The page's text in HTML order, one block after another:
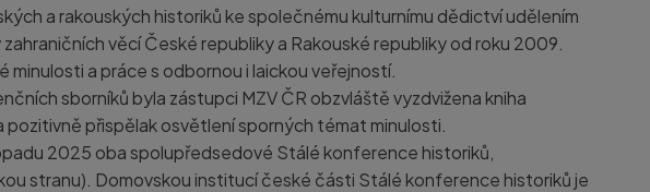
a rakouských historiků ke společnému kulturnímu dědictví udělením
věcí České republiky a Rakouské republiky od roku 2009.
a práce s odbornou i laickou veřejností.
sborníků byla zástupci MZV ČR obzvláště vyzdvižena kniha
přispělak osvětlení sporných témat minulosti.
2025 oba spolupředsedové Stálé konference historiků,
stranu). Domovskou institucí české části Stálé konference historiků je